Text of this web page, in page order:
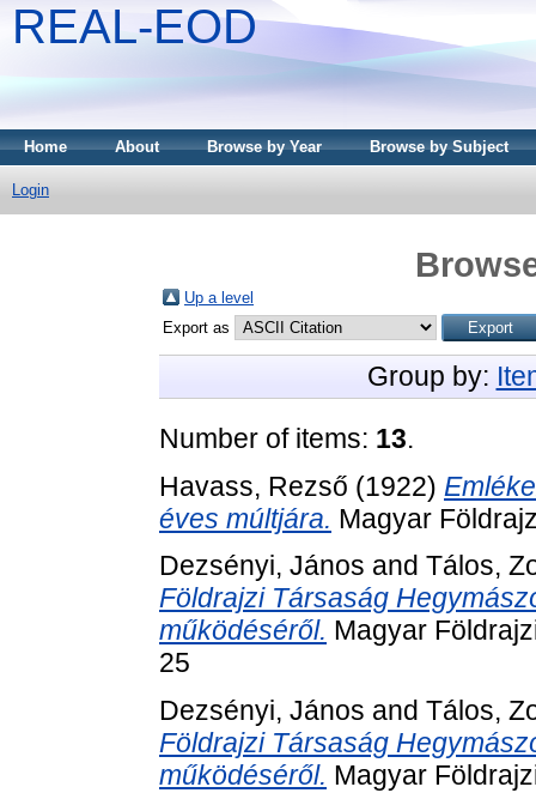
REAL-EOD
Home About Browse by Year Browse by Subject
Login
Up a level
Export as
Group by:
Number of items: 13.
Havass, Rezső (1922)
éves múltjára. Magyar
Dezsényi, János and Tálos,
Földrajzi Társaság
működéséről. Magyar
25
Dezsényi, János and Tálos,
Földrajzi Társaság
működéséről. Magyar